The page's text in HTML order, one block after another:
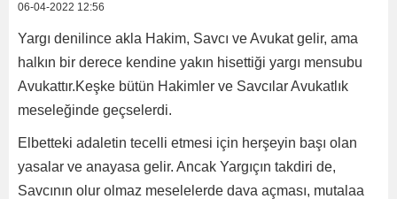
06-04-2022 12:56
Yargı denilince akla Hakim, Savcı ve Avukat gelir, ama
halkın bir derece kendine yakın hisettiği yargı mensubu
Avukattır.Keşke bütün Hakimler ve Savcılar Avukatlık
meseleğinde geçselerdi.
Elbetteki adaletin tecelli etmesi için herşeyin başı olan
yasalar ve anayasa gelir. Ancak Yargıçın takdiri de,
Savcının olur olmaz meselelerde dava açması, mutalaa